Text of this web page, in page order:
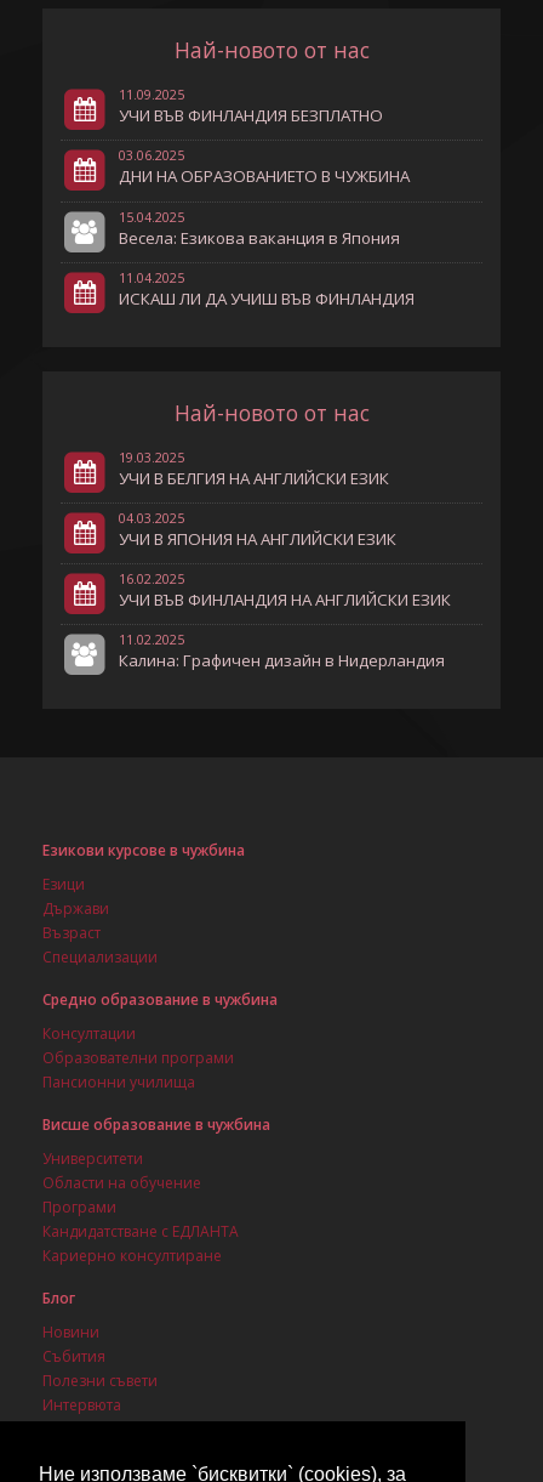
Ние използваме `бисквитки` (cookies), за
Най-новото от нас
11.09.2025
УЧИ ВЪВ ФИНЛАНДИЯ БЕЗПЛАТНО
03.06.2025
ДНИ НА ОБРАЗОВАНИЕТО В ЧУЖБИНА
15.04.2025
Весела: Езикова ваканция в Япония
11.04.2025
ИСКАШ ЛИ ДА УЧИШ ВЪВ ФИНЛАНДИЯ
Най-новото от нас
19.03.2025
УЧИ В БЕЛГИЯ НА АНГЛИЙСКИ ЕЗИК
04.03.2025
УЧИ В ЯПОНИЯ НА АНГЛИЙСКИ ЕЗИК
16.02.2025
УЧИ ВЪВ ФИНЛАНДИЯ НА АНГЛИЙСКИ ЕЗИК
11.02.2025
Калина: Графичен дизайн в Нидерландия
Езикови курсове в чужбина
Езици
Държави
Възраст
Специализации
Средно образование в чужбина
Консултации
Образователни програми
Пансионни училища
Висше образование в чужбина
Университети
Области на обучение
Програми
Кандидатстване с ЕДЛАНТА
Кариерно консултиране
Блог
Новини
Събития
Полезни съвети
Интервюта